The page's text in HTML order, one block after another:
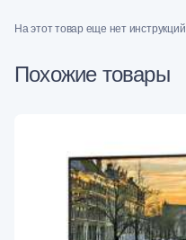
На этот товар еще нет инструкций
Похожие товары